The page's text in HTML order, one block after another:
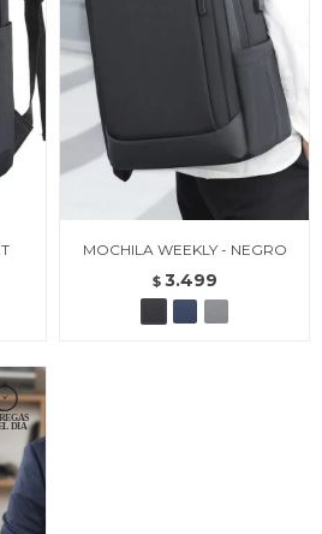
MOCHILA WEEKLY - NEGRO
$ 3.499